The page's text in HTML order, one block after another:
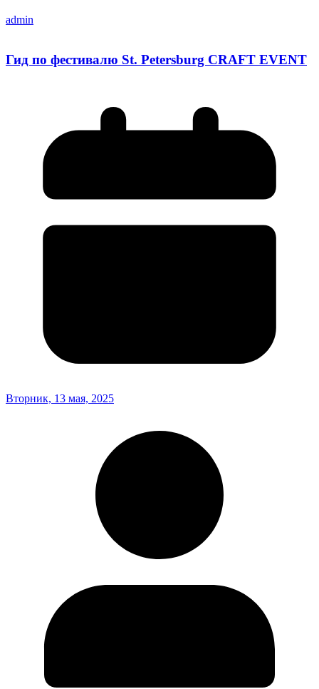
admin
Гид по фестивалю St. Petersburg CRAFT EVENT
Вторник, 13 мая, 2025